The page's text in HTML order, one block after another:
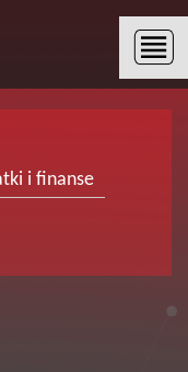
i finanse